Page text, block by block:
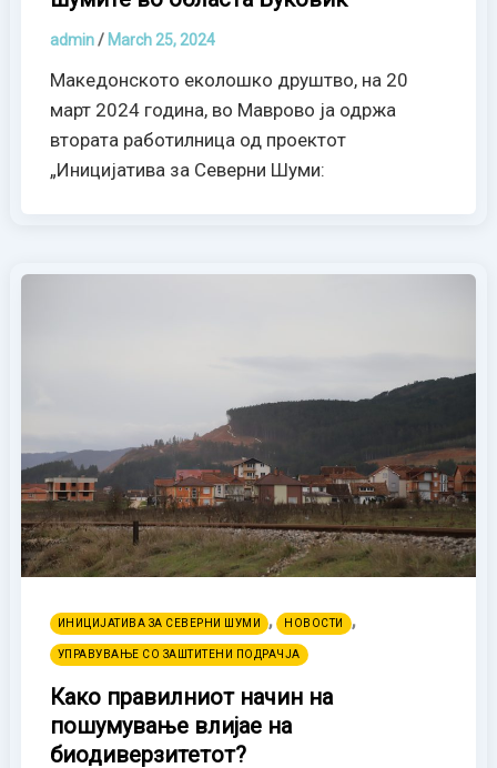
admin/ March 25, 2024
Македонското еколошко друштво, на 20
март 2024 година, во Маврово ја одржа
втората работилница од проектот
„Иницијатива за Северни Шуми:
ИНИЦИЈАТИВА ЗА СЕВЕРНИ ШУМИ , НОВОСТИ ,
УПРАВУВАЊЕ СО ЗАШТИТЕНИ ПОДРАЧЈА
Како правилниот начин на
пошумување влијае на
биодиверзитетот?